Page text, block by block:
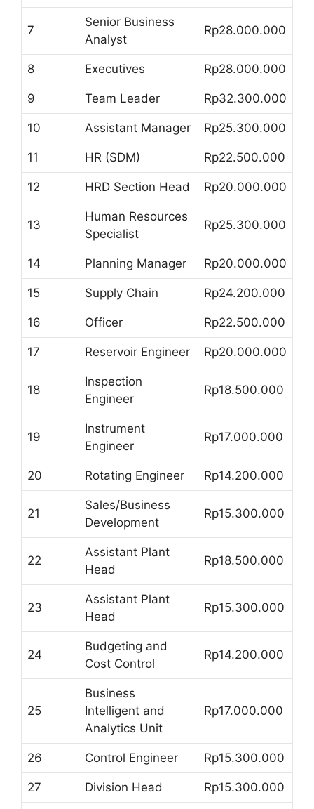
7
Senior Business
Analyst
Rp28.000.000
8 Executives Rp28.000.000
9 Team Leader Rp32.300.000
10 Assistant Manager Rp25.300.000
11 HR (SDM) Rp22.500.000
12 HRD Section Head Rp20.000.000
13
Human Resources
Specialist
Rp25.300.000
14 Planning Manager Rp20.000.000
15 Supply Chain Rp24.200.000
16 Officer Rp22.500.000
17 Reservoir Engineer Rp20.000.000
18
Inspection
Engineer
Rp18.500.000
19
Instrument
Engineer
Rp17.000.000
20 Rotating Engineer Rp14.200.000
21
Sales/Business
Development
Rp15.300.000
22
Assistant Plant
Head
Rp18.500.000
23
Assistant Plant
Head
Rp15.300.000
24
Budgeting and
Cost Control
Rp14.200.000
25
Business
Intelligent and
Analytics Unit
Rp17.000.000
26 Control Engineer Rp15.300.000
27 Division Head Rp15.300.000